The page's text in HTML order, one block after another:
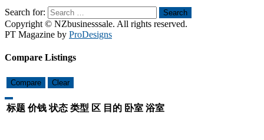
Search for: Search
Copyright © NZbusinesssale. All rights reserved.
PT Magazine by ProDesigns
Compare Listings
Compare Clear
标题 价钱 状态 类型 区 目的 卧室 浴室